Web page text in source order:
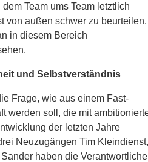
Team ums Team letztlich
von außen schwer zu beurteilen.
in diesem Bereich
und Selbstverständnis
Frage, wie aus einem Fast-
werden soll, die mit
der letzten Jahre
Neuzugängen Tim Kleindienst,
haben die